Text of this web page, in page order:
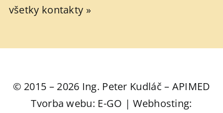
všetky kontakty »
© 2015 – 2026 Ing. Peter Kudláč – APIMED
Tvorba webu: E-GO | Webhosting: